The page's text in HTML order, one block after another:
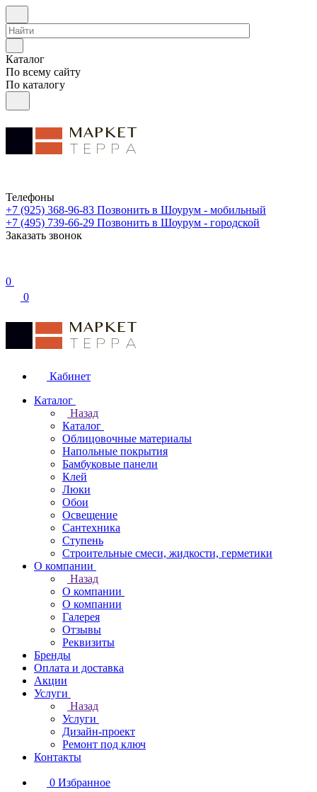
Каталог
По всему сайту
По каталогу
Телефоны
+7 (925) 368-96-83 Позвонить в Шоурум - мобильный
+7 (495) 739-66-29 Позвонить в Шоурум - городской
Заказать звонок
0
0
Кабинет
Каталог
Назад
Каталог
Облицовочные материалы
Напольные покрытия
Бамбуковые панели
Клей
Люки
Обои
Освещение
Сантехника
Ступень
Строительные смеси, жидкости, герметики
О компании
Назад
О компании
О компании
Галерея
Отзывы
Реквизиты
Бренды
Оплата и доставка
Акции
Услуги
Назад
Услуги
Дизайн-проект
Ремонт под ключ
Контакты
0 Избранное